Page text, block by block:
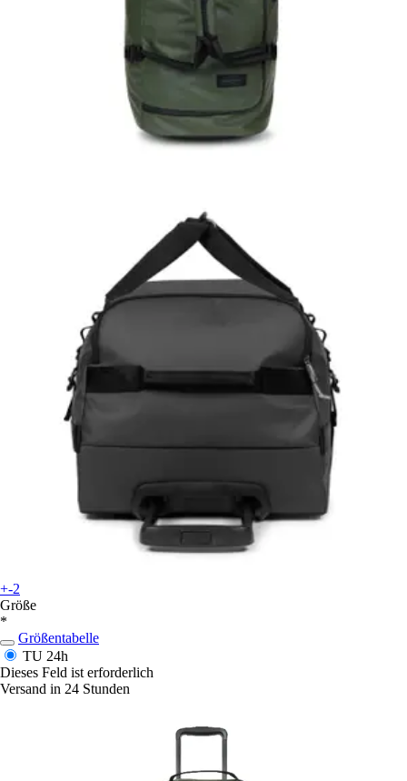
+-2
Größe
*
Größentabelle
TU 24h
Dieses Feld ist erforderlich
Versand in 24 Stunden